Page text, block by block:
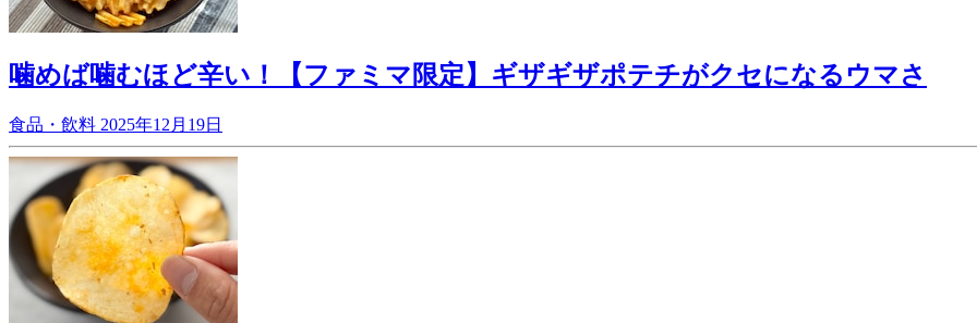
噛めば噛むほど辛い！【ファミマ限定】ギザギザポテチがクセになるウマさ
食品・飲料 2025年12月19日